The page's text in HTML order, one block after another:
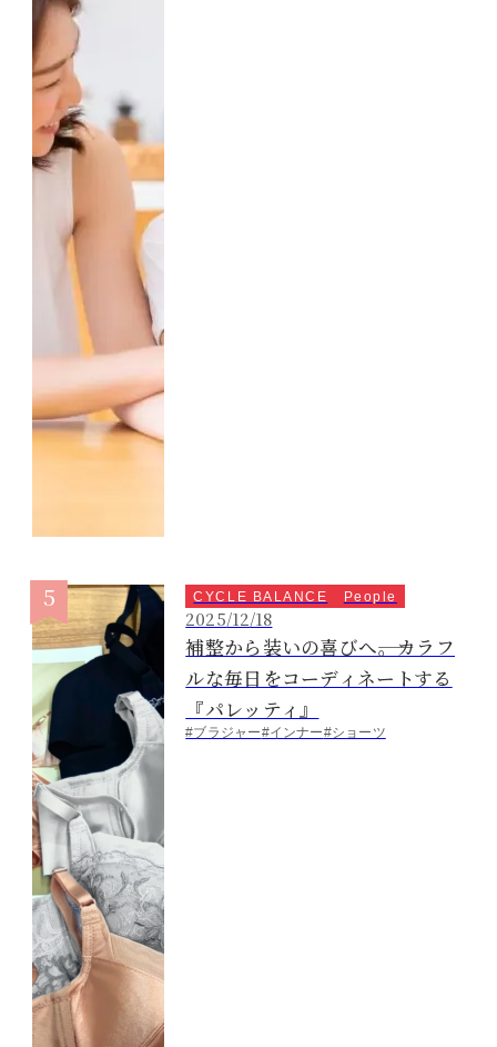
CYCLE BALANCE People
2025/12/18
補整から装いの喜びへ――。カラフ
ルな毎日をコーディネートする
『パレッティ』
#ブラジャー#インナー#ショーツ